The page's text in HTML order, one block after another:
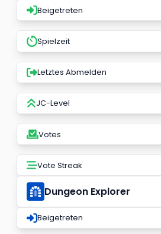
Beigetreten
Spielzeit
Letztes Abmelden
JC-Level
Votes
Vote Streak
Dungeon Explorer
Beigetreten